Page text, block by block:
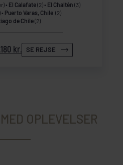
El Calafate(2) El Chaltén (3)
Puerto Varas, Chile (2)
de Chile(2)
kr. SE REJSE
OPLEVELSER